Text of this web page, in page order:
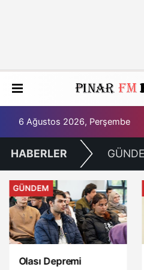
6 Ağustos 2026, Perşembe
HABERLER
GÜNDEM
Olası Depremi